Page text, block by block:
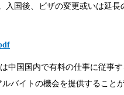
入国後、ビザの変更或いは延長
中国国内で有料の仕事に従事
バイトの機会を提供すること